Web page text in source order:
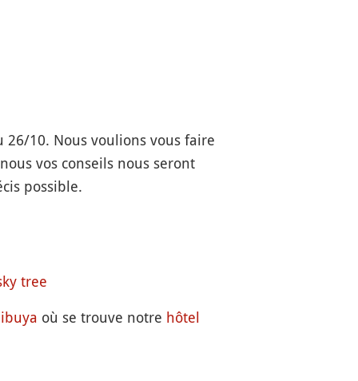
26/10. Nous voulions vous faire
vos conseils nous seront
possible.
tree
où se trouve notre hôtel